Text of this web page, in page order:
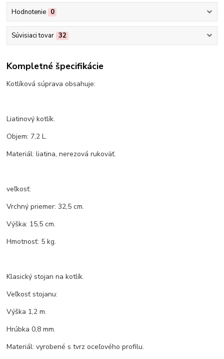
Hodnotenie 0
Súvisiaci tovar 32
Kompletné špecifikácie
Kotlíková súprava obsahuje:
Liatinový kotlík.
Objem: 7,2 L.
Materiál: liatina, nerezová rukoväť.
veľkosť:
Vrchný priemer: 32,5 cm.
Výška: 15,5 cm.
Hmotnosť: 5 kg.
Klasický stojan na kotlík.
Veľkosť stojanu:
Výška 1,2 m.
Hrúbka 0,8 mm.
Materiál: vyrobené s tvrz oceľového profilu.